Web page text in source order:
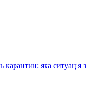
карантин: яка ситуація з